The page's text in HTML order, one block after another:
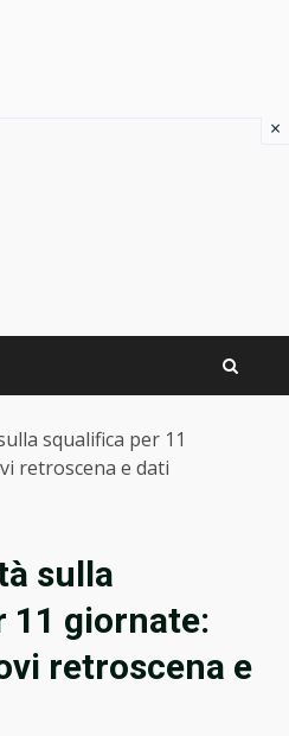
squalifica per 11
retroscena e dati
sulla
11 giornate:
retroscena e
×